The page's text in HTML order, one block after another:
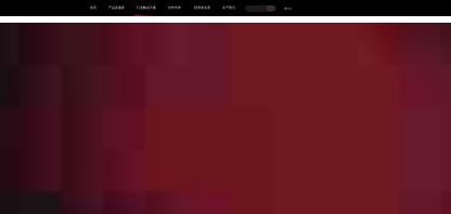
首页 产品及服务 行业解决方案 合作伙伴 投资者关系 关于我们 中EN